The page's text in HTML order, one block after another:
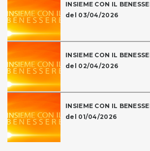
INSIEME CON IL
del 03/04/2026
INSIEME CON IL
del 02/04/2026
INSIEME CON IL
del 01/04/2026